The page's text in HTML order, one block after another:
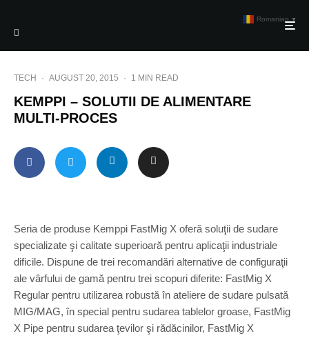
TECH · AUGUST 20, 2015 · 1 MIN READ
KEMPPI – SOLUTII DE ALIMENTARE
MULTI-PROCES
Seria de produse Kemppi FastMig X oferă soluţii de sudare
specializate şi calitate superioară pentru aplicaţii industriale
dificile. Dispune de trei recomandări alternative de configuraţii
ale vârfului de gamă pentru trei scopuri diferite: FastMig X
Regular pentru utilizarea robustă în ateliere de sudare pulsată
MIG/MAG, în special pentru sudarea tablelor groase, FastMig
X Pipe pentru sudarea ţevilor şi rădăcinilor, FastMig X
Romanian ▼